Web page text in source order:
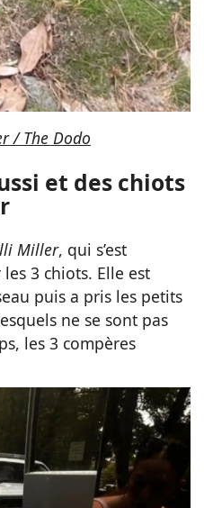
/ The Dodo
et des chiots
Miller, qui s’est
3 chiots. Elle est
puis a pris les petits
ne se sont pas
les 3 compères